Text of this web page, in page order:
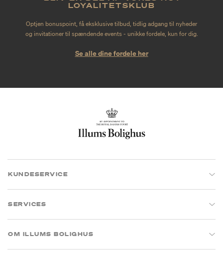
LOYALITETSKLUB
Optjen bonuspoint, få eksklusive tilbud, tidlig adgang til nyheder
og invitationer til spændende events - unikke fordele, kun for dig.
Se alle dine fordele her
KUNDESERVICE
SERVICES
OM ILLUMS BOLIGHUS